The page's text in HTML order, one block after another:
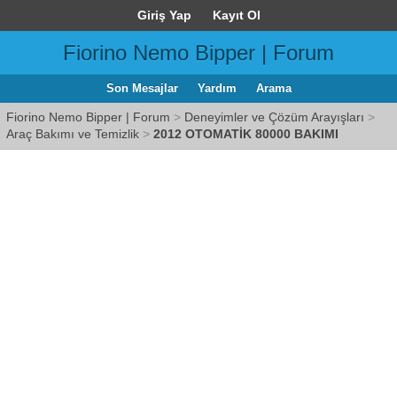
Giriş Yap Kayıt Ol
Fiorino Nemo Bipper | Forum
Son Mesajlar Yardım Arama
Fiorino Nemo Bipper | Forum > Deneyimler ve Çözüm Arayışları >
Araç Bakımı ve Temizlik > 2012 OTOMATİK 80000 BAKIMI